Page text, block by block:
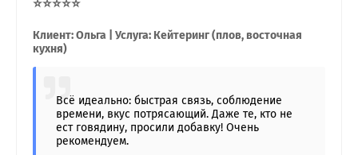
⭐⭐⭐⭐⭐
Клиент: Ольга | Услуга: Кейтеринг (плов, восточная
кухня)
Всё идеально: быстрая связь, соблюдение
времени, вкус потрясающий. Даже те, кто не
ест говядину, просили добавку! Очень
рекомендуем.